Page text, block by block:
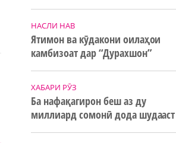
НАСЛИ НАВ
Ятимон ва кӯдакони оилаҳои
камбизоат дар “Дурахшон”
ХАБАРИ РӮЗ
Ба нафақагирон беш аз ду
миллиард сомонӣ дода шудааст